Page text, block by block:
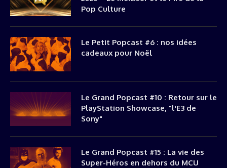
Pop Culture
Le Petit Popcast #6 : nos idées
cadeaux pour Noël
Le Grand Popcast #10 : Retour sur le
PlayStation Showcase, "l'E3 de
Sony"
Le Grand Popcast #15 : La vie des
Super-Héros en dehors du MCU